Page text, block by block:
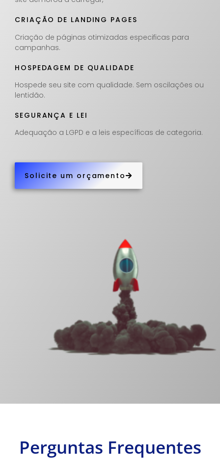
CRIAÇÃO DE LANDING PAGES
Criação de páginas otimizadas especificas para
campanhas.
HOSPEDAGEM DE QUALIDADE
Hospede seu site com qualidade. Sem oscilações ou
lentidão.
SEGURANÇA E LEI
Adequação a LGPD e a leis específicas de categoria.
Solicite um orçamento
Perguntas Frequentes